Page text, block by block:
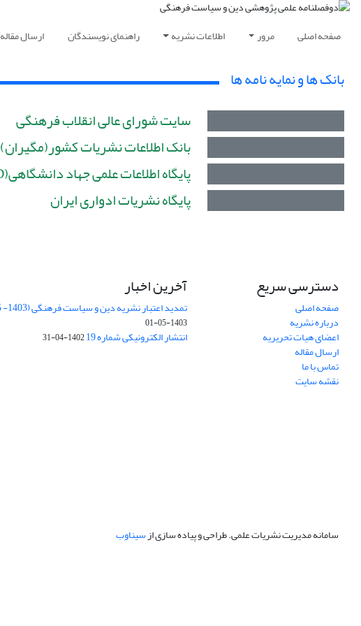
صفحه اصلی مرور اطلاعات نشریه راهنمای نویسندگان ارسال مقاله
بانک ها و نمایه نامه ها
سایت شورای عالی انقلاب فرهنگی
بانک اطلاعات نشریات کشور(مگیران)
پایگاه اطلاعات علمی جهاد دانشگاهی(SID)
پایگاه نشریات ادواری ایران
دسترسی سریع
صفحه اصلی
درباره نشریه
اعضای هیات تحریریه
ارسال مقاله
تماس با ما
نقشه سایت
آخرین اخبار
تمدید اعتبار نشریه دین و سیاست فرهنگی (1403- 1405)
1403-05-01
انتشار الکترونیکی شماره 19 1402-04-31
سامانه مدیریت نشریات علمی.طراحی و پیاده سازی ازسیناوب